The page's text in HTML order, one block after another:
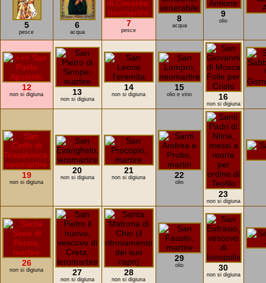
5
pesce
6
acqua
7
pesce
8
acqua
9
olio
12
non si digiuna 13
non si digiuna
14
non si digiuna
15
olio e vino 16
non si digiuna
19
non si digiuna
20
non si digiuna
21
non si digiuna 22
olio
23
non si digiuna
26
non si digiuna 27
non si digiuna
28
non si digiuna
29
olio 30
non si digiuna